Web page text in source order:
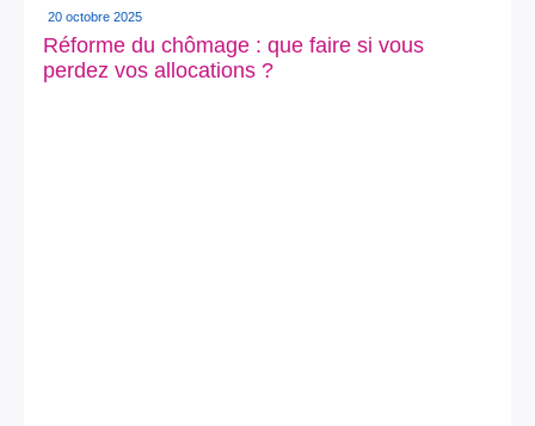
20 octobre 2025
Réforme du chômage : que faire si vous
perdez vos allocations ?